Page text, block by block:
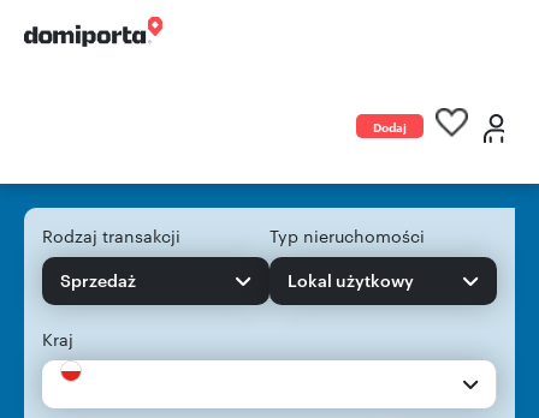
Dodaj
Rodzaj transakcji
Sprzedaż
Typ nieruchomości
Lokal użytkowy
Kraj